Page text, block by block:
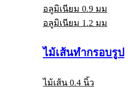
อลูมิเนียม 0.9 มม
อลูมิเนียม 1.2 มม
ไม้เส้นทำกรอบรูป
ไม้เส้น 0.4 นิ้ว